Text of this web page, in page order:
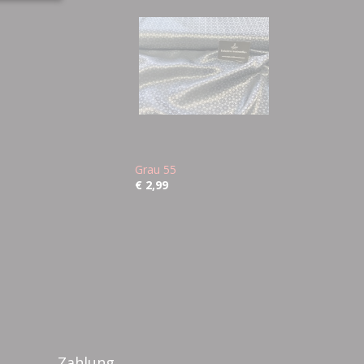
Grau 55
€ 2,99